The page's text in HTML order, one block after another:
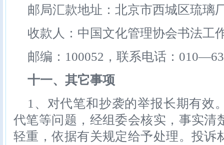
邮局汇款地址：北京市西城区琉璃
收款人：中国文化管理协会书法工
邮编：100052，联系电话：
十一、其它事项
1、对代笔和抄袭的举报长期有效
代笔等问题，经组委会核实，事实清
轻重，依据有关规定给予处理。投诉